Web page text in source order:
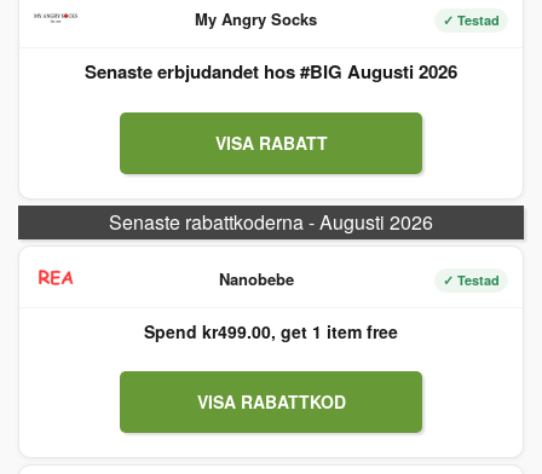
My Angry Socks ✓ Testad
Senaste erbjudandet hos #BIG Augusti 2026
VISA RABATT
Senaste rabattkoderna - Augusti 2026
Nanobebe ✓ Testad
Spend kr499.00, get 1 item free
VISA RABATTKOD